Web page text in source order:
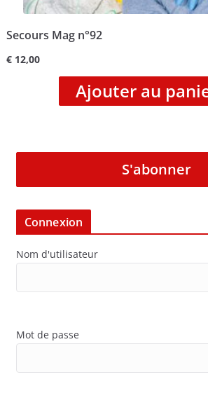
Secours Mag n°92
€12,00
Ajouter au
S'abonner
Connexion
Nom d'utilisateur
Mot de passe